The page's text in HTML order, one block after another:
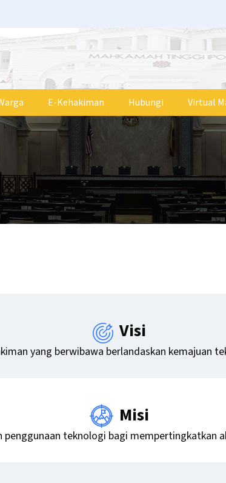
E-Kehakiman Hubungi Virtual
Visi
yang berwibawa berlandaskan kemajuan
Misi
teknologi bagi mempertingkatkan